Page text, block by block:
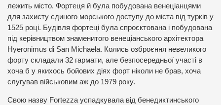
лежить місто. Фортеця й була побудована венеціанцями
для захисту єдиного морського доступу до міста від турків у
1525 році. Будівля фортеці була спроєктована і побудована
під керівництвом знаменитого венеціанського архітектора
Hyeronimus di San Michaela. Колись озброєння невеликого
форту складали 32 гармати, але безпосередньої участі в
хоча б у якихось бойових діях форт ніколи не брав, хоча
слугував військовим аж до 1979 року.
Свою назву Fortezza успадкувала від бенедиктинського